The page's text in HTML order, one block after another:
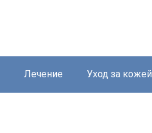
Лечение Уход за кожей